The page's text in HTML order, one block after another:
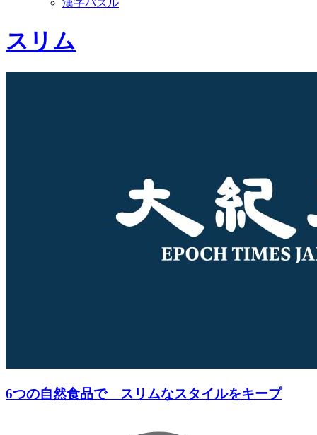
漢字パズル
スリム
6つの自然食品で スリムなスタイルをキープ